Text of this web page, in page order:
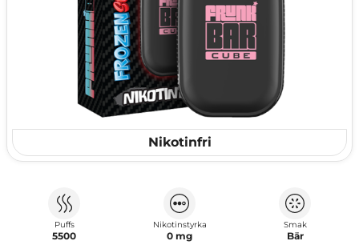
Nikotinfri
Puffs
5500
Nikotinstyrka
0 mg
Smak
Bär